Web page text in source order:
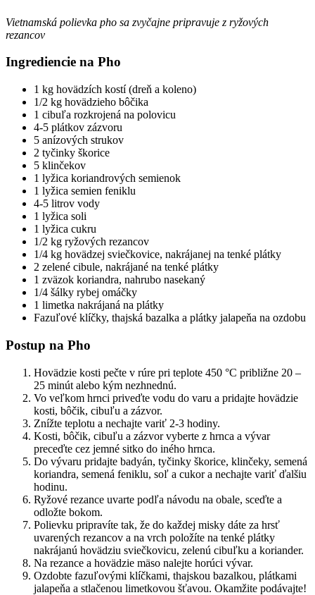
Vietnamská polievka pho sa zvyčajne pripravuje z ryžových
rezancov
Ingrediencie na Pho
1 kg hovädzích kostí (dreň a koleno)
1/2 kg hovädzieho bôčika
1 cibuľa rozkrojená na polovicu
4-5 plátkov zázvoru
5 anízových strukov
2 tyčinky škorice
5 klinčekov
1 lyžica koriandrových semienok
1 lyžica semien feniklu
4-5 litrov vody
1 lyžica soli
1 lyžica cukru
1/2 kg ryžových rezancov
1/4 kg hovädzej sviečkovice, nakrájanej na tenké plátky
2 zelené cibule, nakrájané na tenké plátky
1 zväzok koriandra, nahrubo nasekaný
1/4 šálky rybej omáčky
1 limetka nakrájaná na plátky
Fazuľové klíčky, thajská bazalka a plátky jalapeňa na ozdobu
Postup na Pho
Hovädzie kosti pečte v rúre pri teplote 450 °C približne 20 –
25 minút alebo kým nezhnednú.
Vo veľkom hrnci priveďte vodu do varu a pridajte hovädzie
kosti, bôčik, cibuľu a zázvor.
Znížte teplotu a nechajte variť 2-3 hodiny.
Kosti, bôčik, cibuľu a zázvor vyberte z hrnca a vývar
preceďte cez jemné sitko do iného hrnca.
Do vývaru pridajte badyán, tyčinky škorice, klinčeky, semená
koriandra, semená feniklu, soľ a cukor a nechajte variť ďalšiu
hodinu.
Ryžové rezance uvarte podľa návodu na obale, sceďte a
odložte bokom.
Polievku pripravíte tak, že do každej misky dáte za hrsť
uvarených rezancov a na vrch položíte na tenké plátky
nakrájanú hovädziu sviečkovicu, zelenú cibuľku a koriander.
Na rezance a hovädzie mäso nalejte horúci vývar.
Ozdobte fazuľovými klíčkami, thajskou bazalkou, plátkami
jalapeňa a stlačenou limetkovou šťavou. Okamžite podávajte!